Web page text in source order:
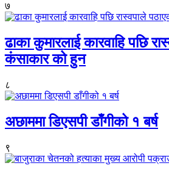
७
ढाका कुमारलाई कारवाहि पछि
कंसाकार को हुन
८
अछाममा डिएसपी डाँगीको १ बर्ष
९